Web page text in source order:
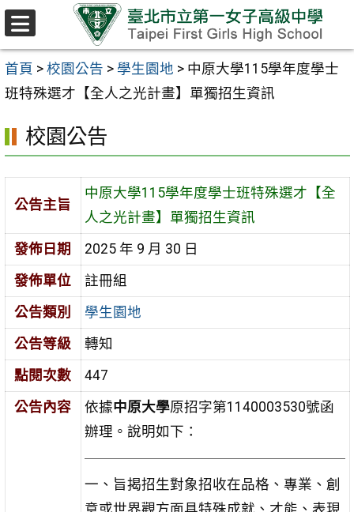
跳至主要內容區
首頁 > 校園公告 > 學生園地 > 中原大學115學年度學士
班特殊選才【全人之光計畫】單獨招生資訊
校園公告
公告主旨
中原大學115學年度學士班特殊選才【全
人之光計畫】單獨招生資訊
發佈日期
2025 年 9 月 30 日
發佈單位
註冊組
公告類別
學生園地
公告等級
轉知
點閱次數
447
公告內容
依據中原大學原招字第1140003530號函
辦理。說明如下：
一、旨揭招生對象招收在品格、專業、創
選
單